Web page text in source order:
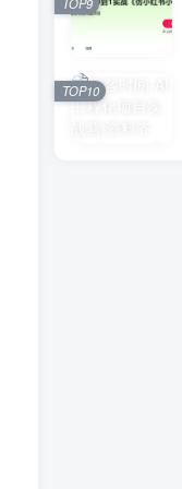
TOP10